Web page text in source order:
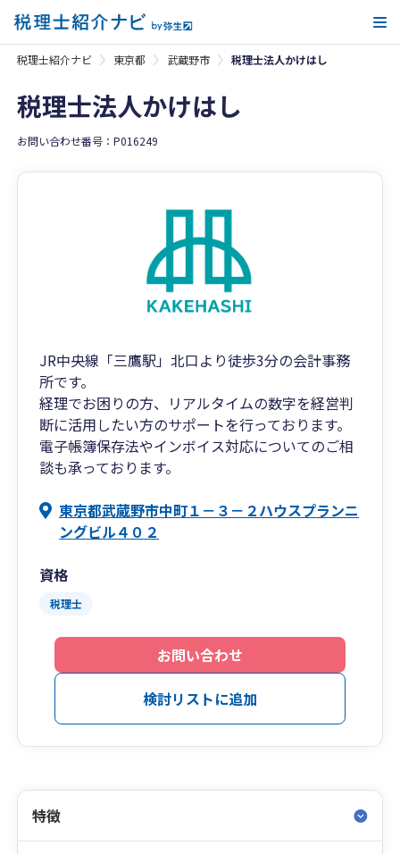
税理士紹介ナビ 東京都 武蔵野市 税理士法人かけはし
税理士法人かけはし
お問い合わせ番号：P016249
JR中央線「三鷹駅」北口より徒歩3分の会計事務
所です。
経理でお困りの方、リアルタイムの数字を経営判
断に活用したい方のサポートを行っております。
電子帳簿保存法やインボイス対応についてのご相
談も承っております。
東京都武蔵野市中町１－３－２ハウスプランニ
ングビル４０２
資格
税理士
お問い合わせ
検討リストに追加
特徴